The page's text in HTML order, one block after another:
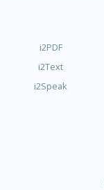
i2PDF
i2Text
i2Speak